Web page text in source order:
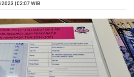
2023 | 02:07 WIB